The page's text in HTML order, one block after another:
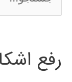
س
ج
رفع